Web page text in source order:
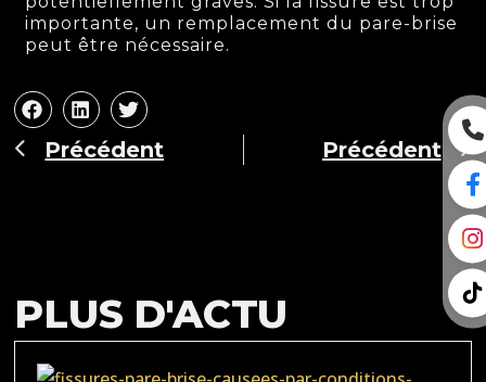
importante, un remplacement du pare-brise
peut être nécessaire.
Précédent Précédent
PLUS D'ACTU